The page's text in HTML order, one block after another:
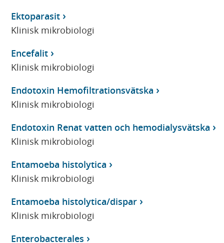
Ektoparasit
Klinisk mikrobiologi
Encefalit
Klinisk mikrobiologi
Endotoxin Hemofiltrationsvätska
Klinisk mikrobiologi
Endotoxin Renat vatten och hemodialysvätska
Klinisk mikrobiologi
Entamoeba histolytica
Klinisk mikrobiologi
Entamoeba histolytica/dispar
Klinisk mikrobiologi
Enterobacterales